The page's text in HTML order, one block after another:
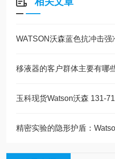
移液器的客户群体主要有哪